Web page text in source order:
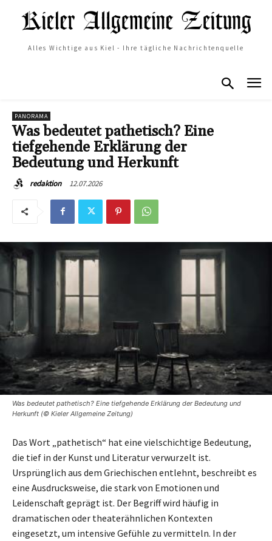
Alles Wichtige aus Kiel - Ihre tägliche Nachrichtenquelle
PANORAMA
Was bedeutet pathetisch? Eine
tiefgehende Erklärung der
Bedeutung und Herkunft
redaktion 12.07.2026
Was bedeutet pathetisch? Eine tiefgehende Erklärung der Bedeutung und
Herkunft (© Kieler Allgemeine Zeitung)
Das Wort „pathetisch“ hat eine vielschichtige Bedeutung,
die tief in der Kunst und Literatur verwurzelt ist.
Ursprünglich aus dem Griechischen entlehnt, beschreibt es
eine Ausdrucksweise, die stark von Emotionen und
Leidenschaft geprägt ist. Der Begriff wird häufig in
dramatischen oder theaterähnlichen Kontexten
eingesetzt, um intensive Gefühle zu vermitteln. In der